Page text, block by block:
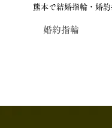
熊本で結婚指輪・婚
婚約指輪